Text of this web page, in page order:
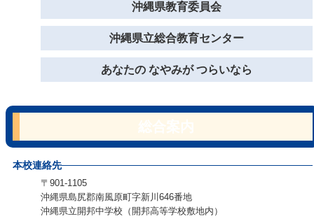
沖縄県教育委員会
沖縄県立総合教育センター
あなたの なやみが つらいなら
本校連絡先
〒901-1105
沖縄県島尻郡南風原町字新川646番地
沖縄県立開邦中学校（開邦高等学校敷地内）